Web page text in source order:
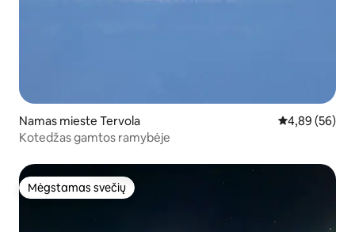
Namas mieste Tervola Vidutinis
4,89 (56)
Kotedžas gamtos ramybėje
Mėgstamas svečių
Mėgstamas svečių